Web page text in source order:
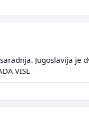
Jugoslavija je
VISE